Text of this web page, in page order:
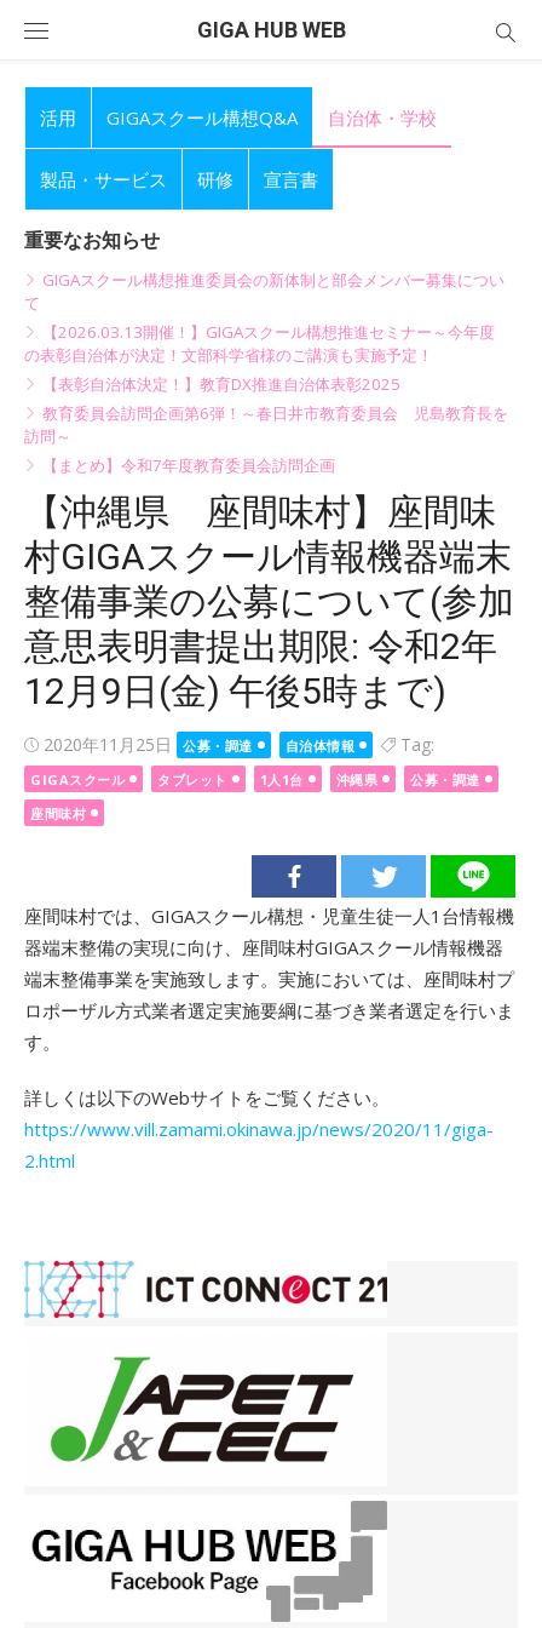
GIGA HUB WEB
活用 GIGAスクール構想Q&A 自治体・学校
製品・サービス 研修 宣言書
重要なお知らせ
GIGAスクール構想推進委員会の新体制と部会メンバー募集につい
て
【2026.03.13開催！】GIGAスクール構想推進セミナー～今年度
の表彰自治体が決定！文部科学省様のご講演も実施予定！
【表彰自治体決定！】教育DX推進自治体表彰2025
教育委員会訪問企画第6弾！～春日井市教育委員会 児島教育長を
訪問～
【まとめ】令和7年度教育委員会訪問企画
【沖縄県 座間味村】座間味
村GIGAスクール情報機器端末
整備事業の公募について(参加
意思表明書提出期限: 令和2年
12月9日(金) 午後5時まで)
Posted
on
2020年11月25日 公募・調達 自治体情報 Tag:
GIGAスクール タブレット 1人1台 沖縄県
公募・調達
座間味村
座間味村では、GIGAスクール構想・児童生徒一人1台情報機
器端末整備の実現に向け、座間味村GIGAスクール情報機器
端末整備事業を実施致します。実施においては、座間味村プ
ロポーザル方式業者選定実施要綱に基づき業者選定を行いま
す。
詳しくは以下のWebサイトをご覧ください。
https://www.vill.zamami.okinawa.jp/news/2020/11/giga-
2.html